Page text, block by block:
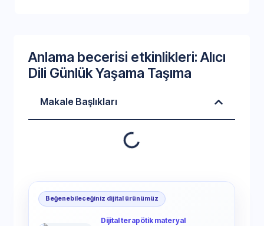
Anlama becerisi etkinlikleri: Alıcı
Dili Günlük Yaşama Taşıma
Makale Başlıkları
Beğenebileceğiniz dijital ürünümüz
Dijital terapötik materyal